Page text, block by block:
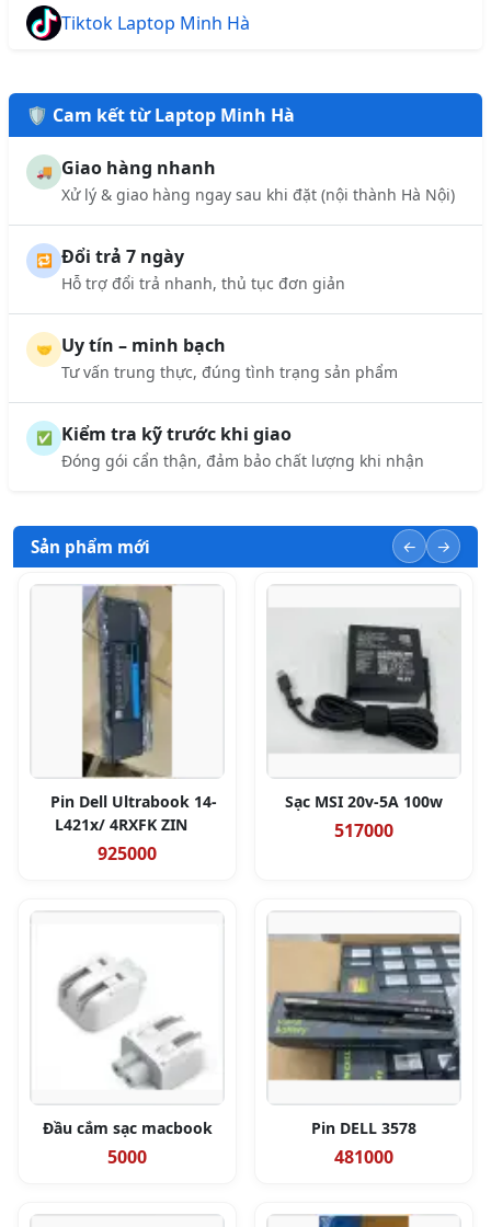
Tiktok Laptop Minh Hà
🛡️ Cam kết từ Laptop Minh Hà
🚚 Giao hàng nhanh
Xử lý & giao hàng ngay sau khi đặt (nội thành Hà Nội)
🔁 Đổi trả 7 ngày
Hỗ trợ đổi trả nhanh, thủ tục đơn giản
🤝 Uy tín – minh bạch
Tư vấn trung thực, đúng tình trạng sản phẩm
✅ Kiểm tra kỹ trước khi giao
Đóng gói cẩn thận, đảm bảo chất lượng khi nhận
Sản phẩm mới
Pin Dell Ultrabook 14-
L421x/ 4RXFK ZIN
925000
Sạc MSI 20v-5A 100w
517000
Đầu cắm sạc macbook
5000
Pin DELL 3578
481000